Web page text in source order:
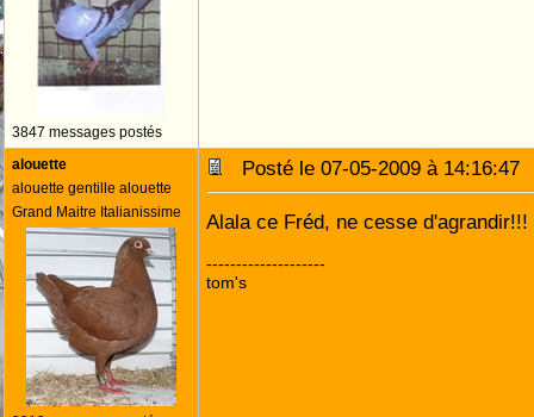
3847 messages postés
alouette
alouette gentille alouette
Grand Maitre Italianissime
Posté le 07-05-2009 à
Alala ce Fréd, ne cesse d'agrandir!!!
--------------------
tom's